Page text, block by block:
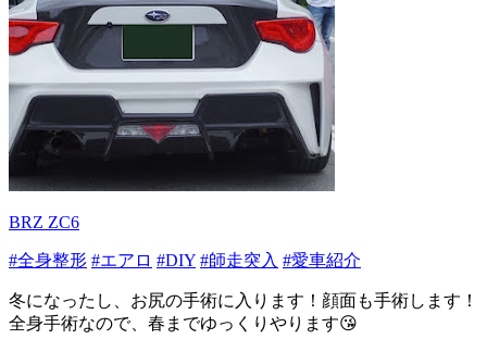
BRZ ZC6
#全身整形 #エアロ #DIY #師走突入 #愛車紹介
冬になったし、お尻の手術に入ります！顔面も手術します！
全身手術なので、春までゆっくりやります😘